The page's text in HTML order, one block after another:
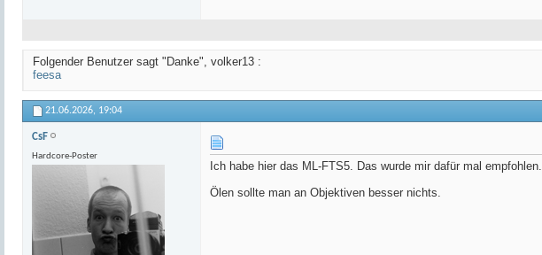
Folgender Benutzer sagt "Danke", volker13 :
feesa
21.06.2026, 19:04
CsF
Hardcore-Poster
Ich habe hier das ML-FTS5. Das wurde mir dafür mal empfohlen.
Ölen sollte man an Objektiven besser nichts.